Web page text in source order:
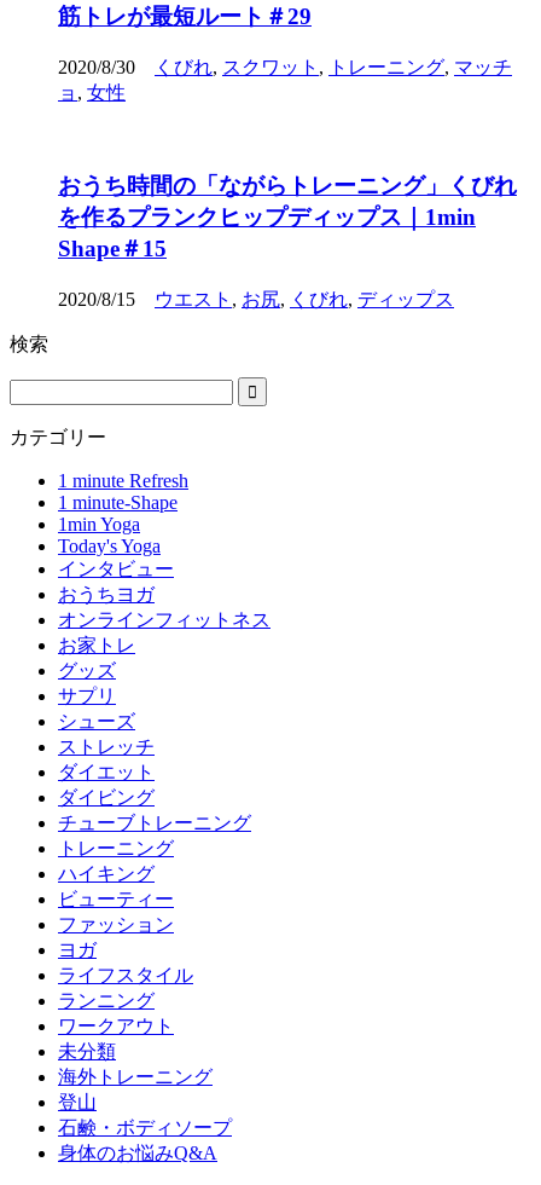
筋トレが最短ルート＃29
2020/8/30 くびれ, スクワット , トレーニング, マッチ
ョ , 女性
おうち時間の「ながらトレーニング」くびれ
を作るプランクヒップディップス｜1min
Shape＃15
2020/8/15 ウエスト , お尻, くびれ, ディップス
検索
カテゴリー
1 minute Refresh
1 minute-Shape
1min Yoga
Today's Yoga
インタビュー
おうちヨガ
オンラインフィットネス
お家トレ
グッズ
サプリ
シューズ
ストレッチ
ダイエット
ダイビング
チューブトレーニング
トレーニング
ハイキング
ビューティー
ファッション
ヨガ
ライフスタイル
ランニング
ワークアウト
未分類
海外トレーニング
登山
石鹸・ボディソープ
身体のお悩みQ&A